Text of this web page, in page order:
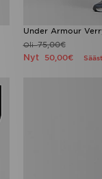
Under Armour
Oli75,00€
Nyt 50,00€